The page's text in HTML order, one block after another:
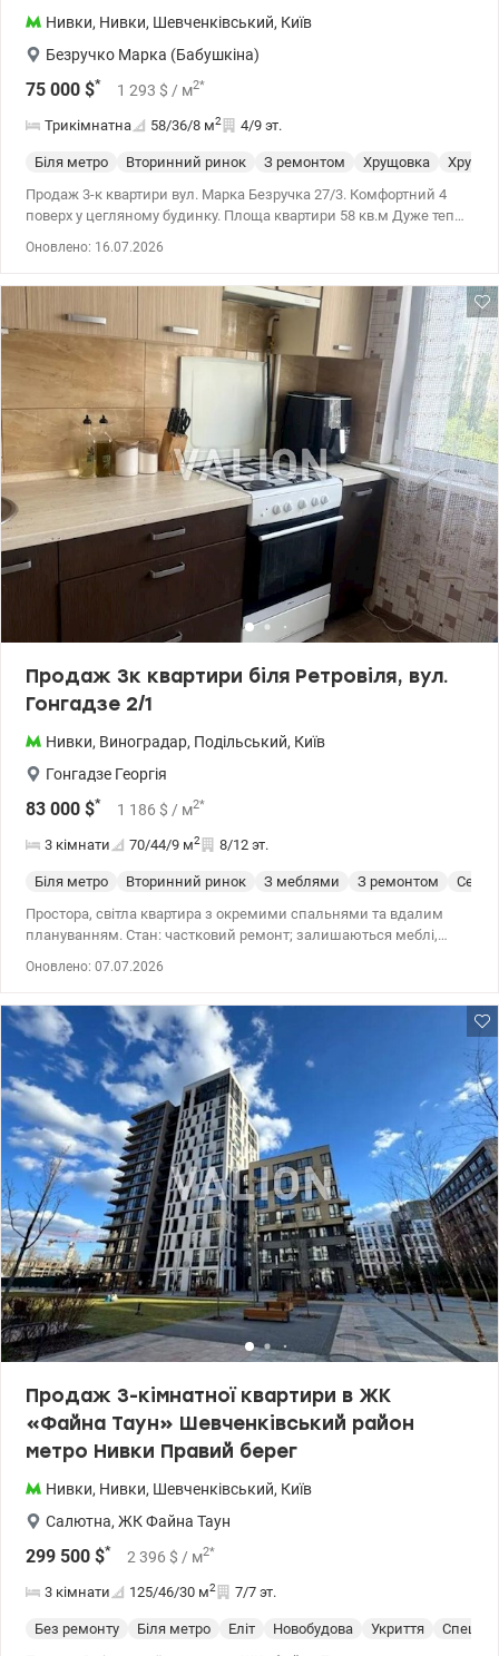
Нивки, Нивки, Шевченківський, Київ
Безручко Марка (Бабушкіна)
75 000 $* 1 293 $ / м2*
Трикімнатна 58/36/8 м2 4/9 эт.
Біля метро Вторинний ринок З ремонтом Хрущовка
Продаж 3-к квартири вул. Марка Безручка 27/3. Комфортний 4
поверх у цегляному будинку. Площа квартири 58 кв.м Дуже тепла
ринок та супермаркет. Поруч парк, озеро, та дві станції метро-
Нивки та Берестейська- до 10 хв пішки. Ціна 75000у.о.
Розглядається безготівковий розрахунок тел. 050-146-45-76
Інна,valion.ua/1134338
Оновлено: 16.07.2026
Продаж 3к квартири біля Ретровіля, вул.
Гонгадзе 2/1
Нивки, Виноградар, Подільський, Київ
Гонгадзе Георгія
83 000 $* 1 186 $ / м2*
3 кімнати 70/44/9 м2 8/12 эт.
Біля метро Вторинний ринок З меблями З ремонтом
Простора, світла квартира з окремими спальнями та вдалим
плануванням. Стан: частковий ремонт; залишаються меблі,
ліцеї та дитячі садки. Транспорт: будується станція метро. Ціна:
83 000 у.о. Телефонуйте! Леся 0509847583, valion.ua/1153537
Оновлено: 07.07.2026
Продаж 3-кімнатної квартири в ЖК
«Файна Таун» Шевченківський район
метро Нивки Правий берег
Нивки, Нивки, Шевченківський, Київ
Салютна, ЖК Файна Таун
299 500 $* 2 396 $ / м2*
3 кімнати 125/46/30 м2 7/7 эт.
Без ремонту Біля метро Еліт Новобудова Укриття